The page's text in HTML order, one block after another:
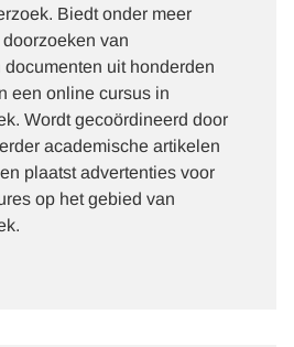
Biedt onder meer
van
uit honderden
een online cursus in
Wordt gecoördineerd door
academische artikelen
plaatst advertenties voor
op het gebied van